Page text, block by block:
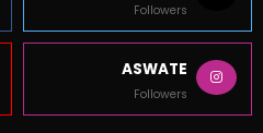
Followers
ASWATE
Followers